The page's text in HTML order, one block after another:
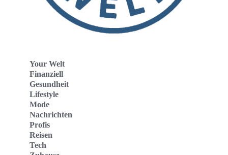
Your Welt
Finanziell
Gesundheit
Lifestyle
Mode
Nachrichten
Profis
Reisen
Tech